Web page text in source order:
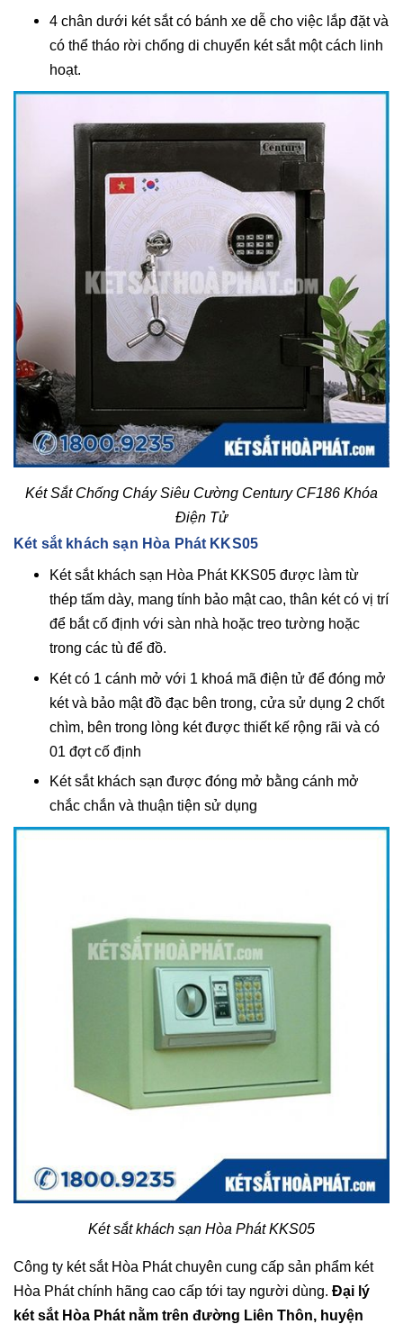
4 chân dưới két sắt có bánh xe dễ cho việc lắp đặt và
có thể tháo rời chống di chuyển két sắt một cách linh
hoạt.
Két Sắt Chống Cháy Siêu Cường Century CF186 Khóa
Điện Tử
Két sắt khách sạn Hòa Phát KKS05
Két sắt khách sạn Hòa Phát KKS05 được làm từ
thép tấm dày, mang tính bảo mật cao, thân két có vị trí
để bắt cố định với sàn nhà hoặc treo tường hoặc
trong các tù để đồ.
Két có 1 cánh mở với 1 khoá mã điện tử để đóng mở
két và bảo mật đồ đạc bên trong, cửa sử dụng 2 chốt
chìm, bên trong lòng két được thiết kế rộng rãi và có
01 đợt cố định
Két sắt khách sạn được đóng mở bằng cánh mở
chắc chắn và thuận tiện sử dụng
Két sắt khách sạn Hòa Phát KKS05
Công ty két sắt Hòa Phát chuyên cung cấp sản phẩm két
Hòa Phát chính hãng cao cấp tới tay người dùng. Đại lý
két sắt Hòa Phát nằm trên đường Liên Thôn, huyện